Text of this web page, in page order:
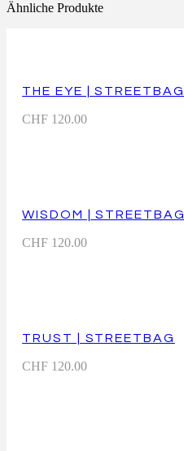
Ähnliche Produkte
THE EYE | STREETBAG
CHF 120.00
WISDOM | STREETBAG
CHF 120.00
TRUST | STREETBAG
CHF 120.00